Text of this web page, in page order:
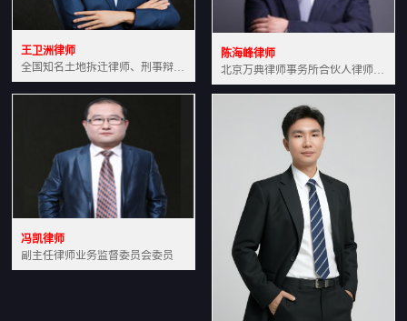
王卫洲律师
全国知名土地拆迁律师、刑事辩护律师北京万典律师事务所主任中国法学会会员北京市行政法研究会理事
陈海峰律师
北京万典律师事务所合伙人律师土地房产专业资深律师
冯凯律师
副主任律师业务监督委员会委员